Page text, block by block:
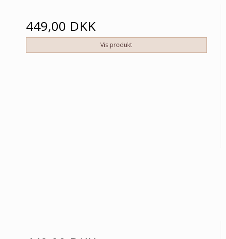
449,00 DKK
Vis produkt